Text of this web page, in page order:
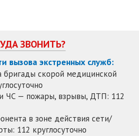
ЗВОНИТЬ?
вызова экстренных служб:
бригады скорой медицинской
ЧС — пожары, взрывы, ДТП: 112
в зоне действия сети/
112 круглосуточно